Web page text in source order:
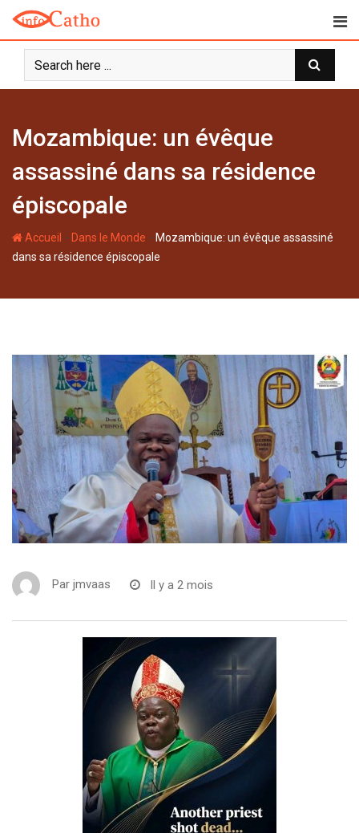
t
Mozambique: un évêque
assassiné dans sa résidence
épiscopale
Accueil - Dans le Monde - Mozambique: un évêque assassiné
dans sa résidence épiscopale
Par jmvaas Il y a 2 mois